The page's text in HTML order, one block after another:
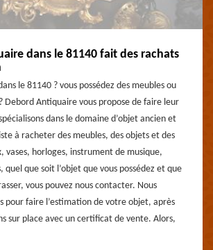
dans le 81140 fait des rachats
le 81140 ? vous possédez des meubles ou
Debord Antiquaire vous propose de faire leur
dans le domaine d’objet ancien et
à racheter des meubles, des objets et des
vases, horloges, instrument de musique,
quel que soit l’objet que vous possédez et que
vous pouvez nous contacter. Nous
pour faire l’estimation de votre objet, après
sur place avec un certificat de vente. Alors,